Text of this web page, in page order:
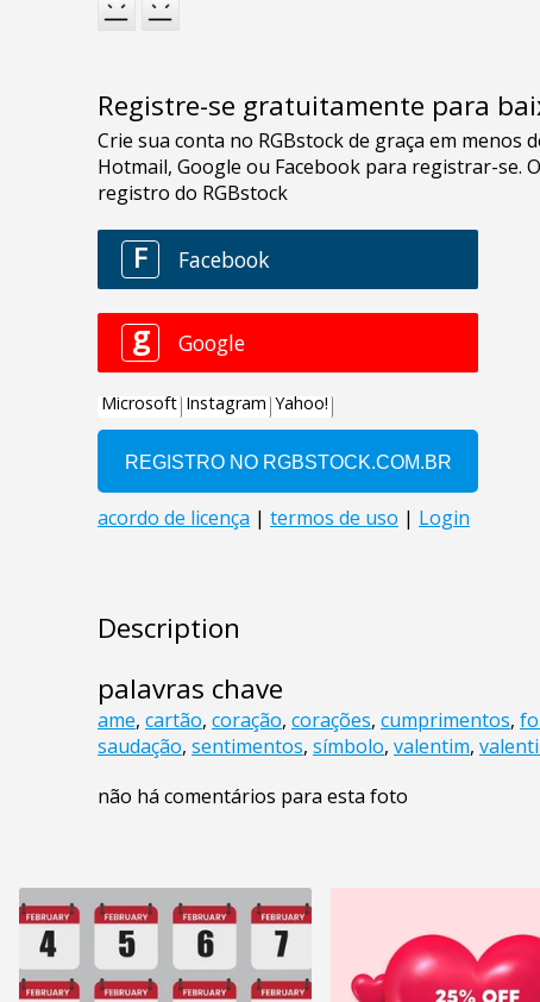
Registre-se gratuitamente para
Description
palavras chave
ame, cartão, coração, corações, cumprimentos,
saudação, sentimentos, símbolo, valentim,
não há comentários para esta foto